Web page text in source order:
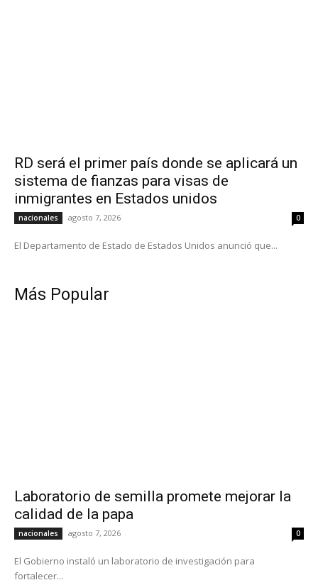
RD será el primer país donde se aplicará un
sistema de fianzas para visas de
inmigrantes en Estados unidos
nacionales agosto 7, 2026 0
El Departamento de Estado de Estados Unidos anunció que...
Más Popular
Laboratorio de semilla promete mejorar la
calidad de la papa
nacionales agosto 7, 2026 0
El Gobierno instaló un laboratorio de investigación para
fortalecer...